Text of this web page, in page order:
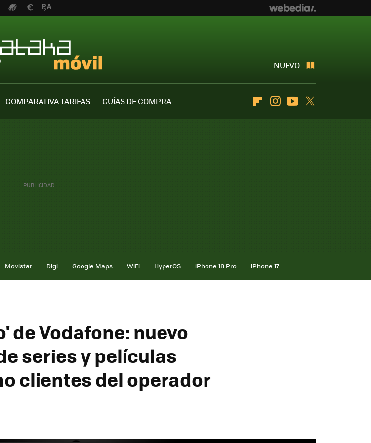
NUEVO
COMPARATIVA TARIFAS
GUÍAS DE COMPRA
FlipboardInstagramYoutube
Movistar Digi Google Maps WiFi HyperOS iPhone 18 Pro iPhone 17
de Vodafone: nuevo
series y películas
clientes del operador